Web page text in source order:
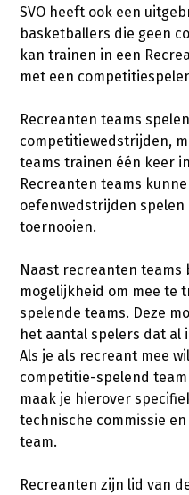
SVO heeft ook een
basketballers die geen
kan trainen in een
met een
Recreanten teams
competitiewedstrijden,
teams trainen één keer
Recreanten teams
oefenwedstrijden spelen
toernooien.
Naast recreanten teams
mogelijkheid om mee te
spelende teams. Deze
het aantal spelers dat al
Als je als recreant mee
competitie-spelend
maak je hierover
technische commissie
team.
Recreanten zijn lid van